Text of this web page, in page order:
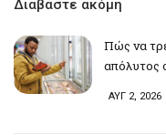
Διαβάστε ακόμη
Πώς να
απόλυτος
ΑΥΓ 2, 2026